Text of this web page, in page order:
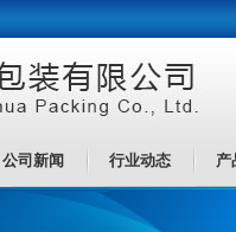
公司新闻
公司新闻
行业动态
行业动态
产